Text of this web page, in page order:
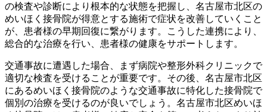
の検査や診断により根本的な状態を把握し、名古屋市北区の
めいほく接骨院が得意とする施術で症状を改善していくこと
が、患者様の早期回復に繋がります。こうした連携により、
総合的な治療を行い、患者様の健康をサポートします。
交通事故に遭遇した場合、まず病院や整形外科クリニックで
適切な検査を受けることが重要です。その後、名古屋市北区
にあるめいほく接骨院のような交通事故に特化した接骨院で
個別の治療を受けるのが良いでしょう。名古屋市北区めいほ